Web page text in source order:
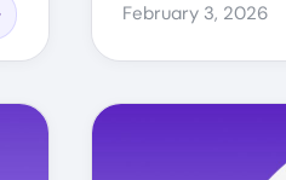
February 3, 2026